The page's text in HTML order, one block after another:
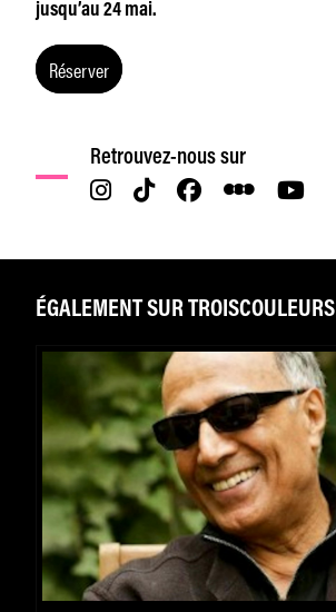
jusqu’au 24 mai.
Réserver
Retrouvez-nous sur
ÉGALEMENT SUR TROISCOULEURS